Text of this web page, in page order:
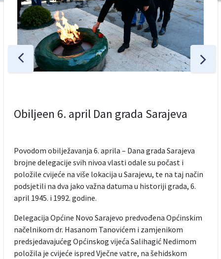
Obiljeen 6. april Dan grada Sarajeva
Povodom obilježavanja 6. aprila – Dana grada Sarajeva
brojne delegacije svih nivoa vlasti odale su počast i
položile cvijeće na više lokacija u Sarajevu, te na taj način
podsjetili na dva jako važna datuma u historiji grada, 6.
april 1945. i 1992. godine.
Delegacija Općine Novo Sarajevo predvođena Općinskim
načelnikom dr. Hasanom Tanovićem i zamjenikom
predsjedavajućeg Općinskog vijeća Salihagić Nedimom
položila je cvijeće ispred Vječne vatre, na šehidskom